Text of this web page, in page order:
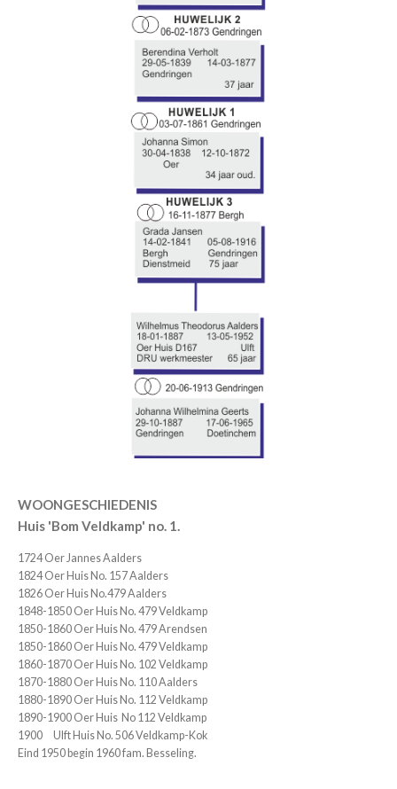
WOONGESCHIEDENIS
Huis 'Bom Veldkamp' no. 1.
1724 Oer Jannes Aalders
1824 Oer Huis No. 157 Aalders
1826 Oer Huis No.479 Aalders
1848-1850 Oer Huis No. 479 Veldkamp
1850-1860 Oer Huis No. 479 Arendsen
1850-1860 Oer Huis No. 479 Veldkamp
1860-1870 Oer Huis No. 102 Veldkamp
1870-1880 Oer Huis No. 110 Aalders
1880-1890 Oer Huis No. 112 Veldkamp
1890-1900 Oer Huis No 112 Veldkamp
1900 Ulft Huis No. 506 Veldkamp-Kok
Eind 1950 begin 1960 fam. Besseling.